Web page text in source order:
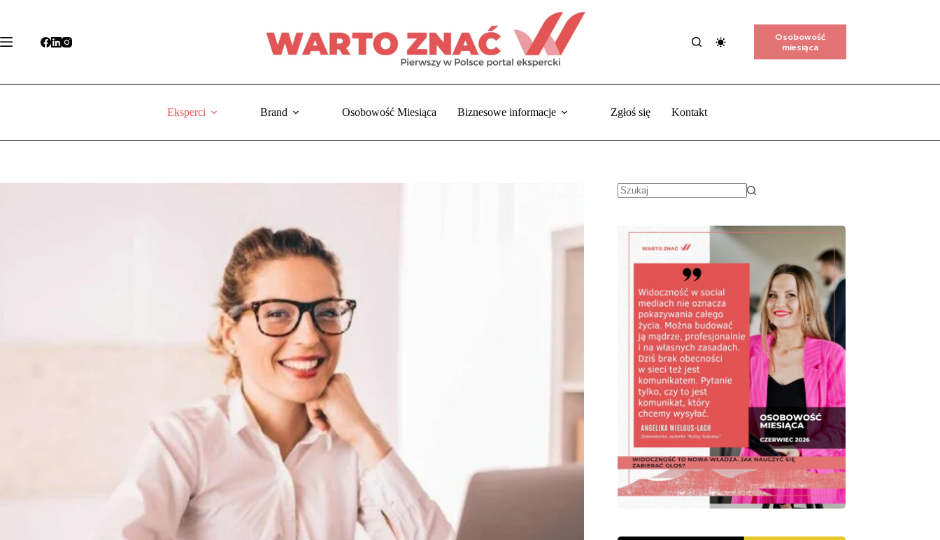
Osobowość
miesiąca
Eksperci Brand Osobowość Miesiąca Biznesowe informacje Zgłoś się Kontakt